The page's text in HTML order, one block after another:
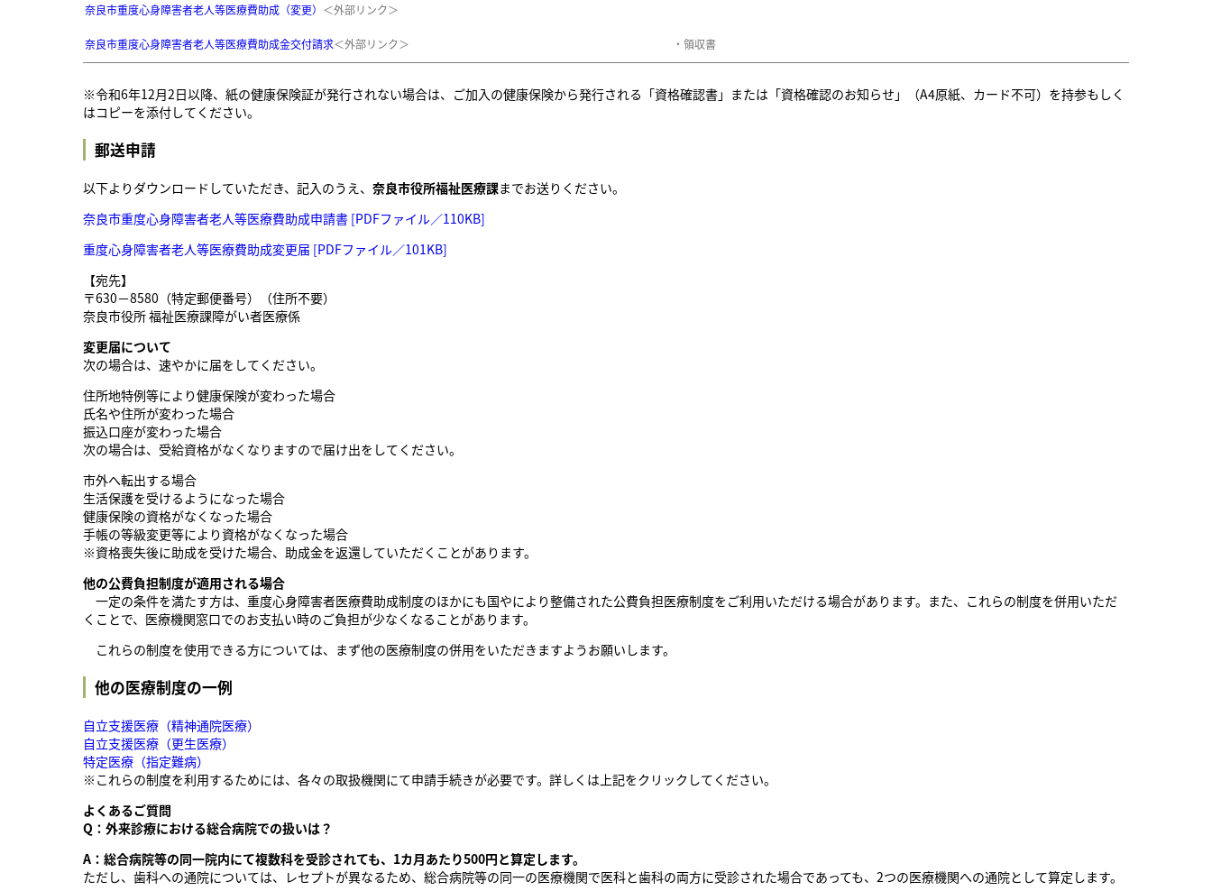
奈良市重度心身障害者老人等医療費助成（変更） ＜外部リンク＞
奈良市重度心身障害者老人等医療費助成金交付請求＜外部リンク＞ ・領収書
※令和6年12月2日以降、紙の健康保険証が発行されない場合は、ご加入の健康保険から発行される「資格確認書」または「資格確認のお知らせ」（A4原紙、カード不可）を持参もしく
はコピーを添付してください。
郵送申請
以下よりダウンロードしていただき、記入のうえ、 奈良市役所福祉医療課までお送りください。
奈良市重度心身障害者老人等医療費助成申請書 [PDFファイル／110KB]
重度心身障害者老人等医療費助成変更届 [PDFファイル／101KB]
【宛先】
〒630－8580（特定郵便番号）（住所不要）
奈良市役所 福祉医療課障がい者医療係
変更届について
次の場合は、速やかに届をしてください。
住所地特例等により健康保険が変わった場合
氏名や住所が変わった場合
振込口座が変わった場合
次の場合は、受給資格がなくなりますので届け出をしてください。
市外へ転出する場合
生活保護を受けるようになった場合
健康保険の資格がなくなった場合
手帳の等級変更等により資格がなくなった場合
※資格喪失後に助成を受けた場合、助成金を返還していただくことがあります。
他の公費負担制度が適用される場合
一定の条件を満たす方は、重度心身障害者医療費助成制度のほかにも国やにより整備された公費負担医療制度をご利用いただける場合があります。また、これらの制度を併用いただ
くことで、医療機関窓口でのお支払い時のご負担が少なくなることがあります。
これらの制度を使用できる方については、まず他の医療制度の併用をいただきますようお願いします。
他の医療制度の一例
自立支援医療（精神通院医療）
自立支援医療（更生医療）
特定医療（指定難病）
※これらの制度を利用するためには、各々の取扱機関にて申請手続きが必要です。詳しくは上記をクリックしてください。
よくあるご質問
Q：外来診療における総合病院での扱いは？
A：総合病院等の同一院内にて複数科を受診されても、1カ月あたり500円と算定します。
ただし、歯科への通院については、レセプトが異なるため、総合病院等の同一の医療機関で医科と歯科の両方に受診された場合であっても、2つの医療機関への通院として算定します。